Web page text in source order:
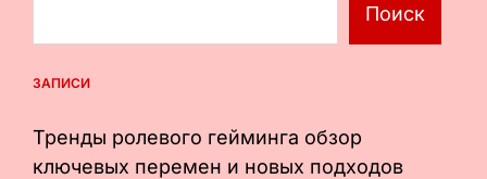
Поиск
ЗАПИСИ
Тренды ролевого гейминга обзор
ключевых перемен и новых подходов